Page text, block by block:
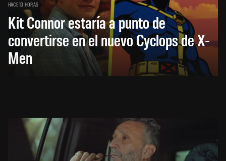
HACE 13 HORAS
Kit Connor estaría a punto de
convertirse en el nuevo Cyclops de X-
Men